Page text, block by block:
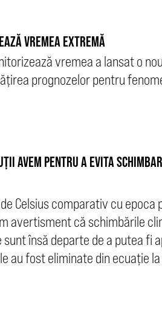
VREMEA EXTREMĂ
vremea a lansat o
prognozelor pentru
AVEM PENTRU A EVITA
Celsius comparativ cu
avertisment că schimbările
însă departe de a putea fi
au fost eliminate din ecuație